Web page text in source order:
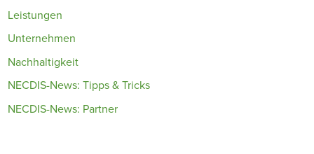
Leistungen
Unternehmen
Nachhaltigkeit
NECDIS-News: Tipps & Tricks
NECDIS-News: Partner